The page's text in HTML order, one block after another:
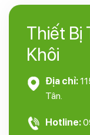
Thiết Bị
Khôi
Địa chỉ:
Tân.
Hotline: